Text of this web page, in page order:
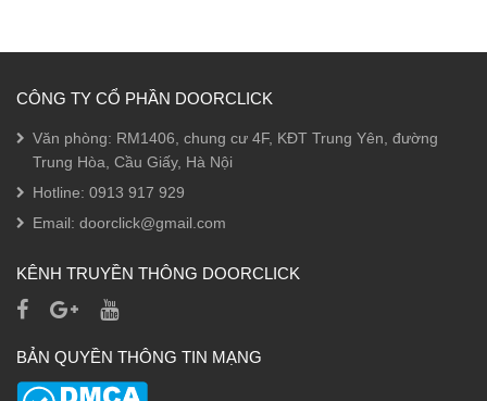
CÔNG TY CỔ PHẦN DOORCLICK
Văn phòng: RM1406, chung cư 4F, KĐT Trung Yên, đường
Trung Hòa, Cầu Giấy, Hà Nội
Hotline: 0913 917 929
Email: doorclick@gmail.com
KÊNH TRUYỀN THÔNG DOORCLICK
BẢN QUYỀN THÔNG TIN MẠNG